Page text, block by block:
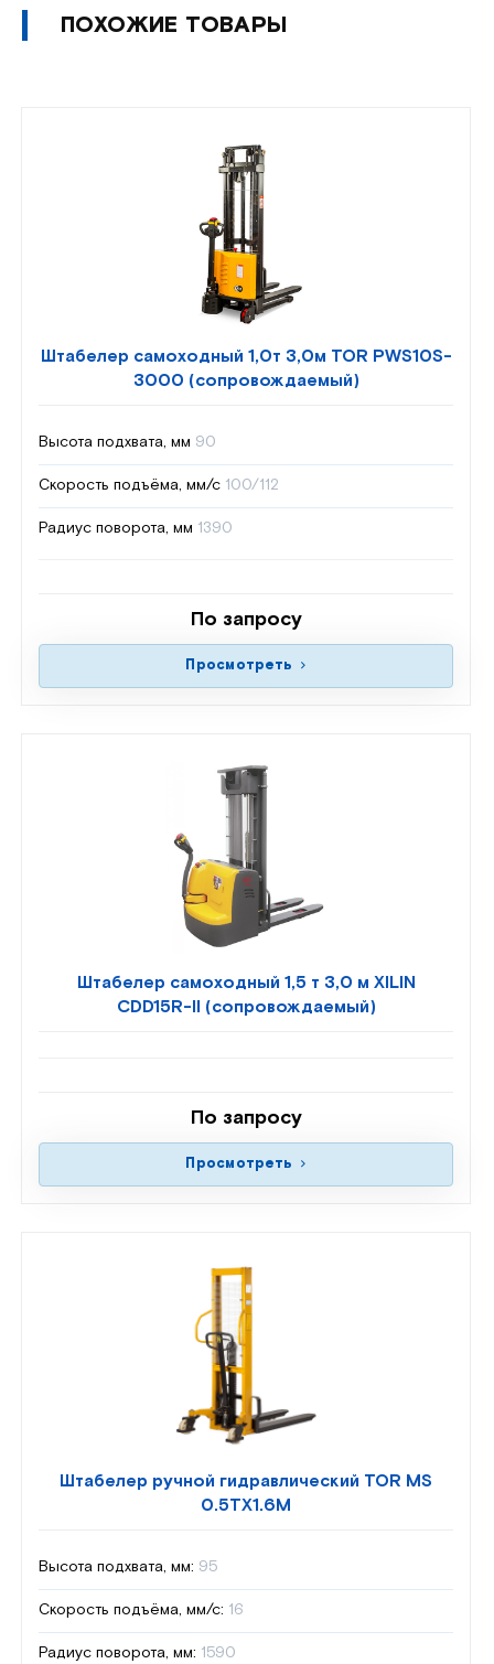
ПОХОЖИЕ ТОВАРЫ
Штабелер самоходный 1,0т 3,0м TOR PWS10S-
3000 (сопровождаемый)
Высота подхвата, мм 90
Скорость подъёма, мм/с 100/112
Радиус поворота, мм 1390
По запросу
Просмотреть
Штабелер самоходный 1,5 т 3,0 м XILIN
CDD15R-II (сопровождаемый)
По запросу
Просмотреть
Штабелер ручной гидравлический TOR MS
0.5TX1.6M
Высота подхвата, мм: 95
Скорость подъёма, мм/с: 16
Радиус поворота, мм: 1590